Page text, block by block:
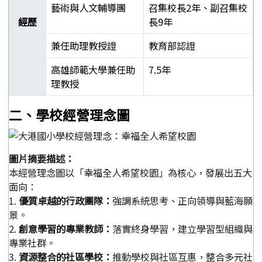
經歷
藝術與人文輔導團
召集校長2年、副召集校
長9年
兼任助理教授證
教育部認證
高雄師範大學兼任助
理教授
7.5年
二、學校經營理念圖
圖片摘要描述：
本經營理念圖以「幸福全人希望校園」為核心，發展出五大
面向：
1. 優質卓越的行政團隊： 強調系統思考、正向領導與藍海願
景。
2. 創意學習的專業教師： 落實終身學習，建立學習型組織與
專業社群。
3. 資源整合的社區學校： 推動學校與社區互惠，整合多元社